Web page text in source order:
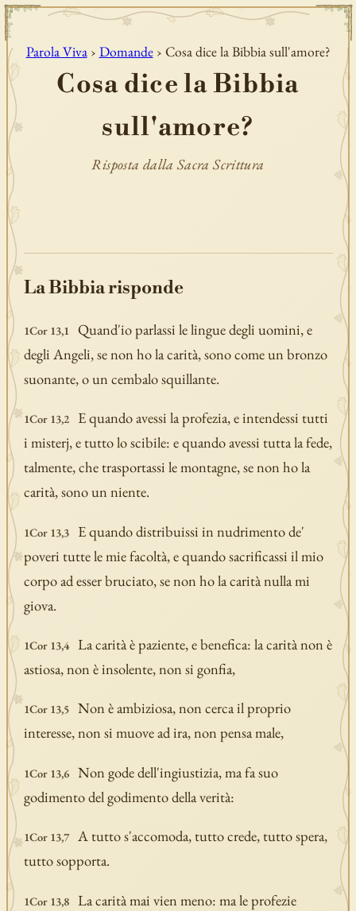
Parola Viva › Domande› Cosa dice la Bibbia sull'amore?
Cosa dice la Bibbia
sull'amore?
Risposta dalla Sacra Scrittura
La Bibbia risponde
1Cor 13,1
Quand'io parlassi le lingue degli uomini, e
degli Angeli, se non ho la carità, sono come un bronzo
suonante, o un cembalo squillante.
1Cor 13,2
E quando avessi la profezia, e intendessi tutti
i misterj, e tutto lo scibile: e quando avessi tutta la fede,
talmente, che trasportassi le montagne, se non ho la
carità, sono un niente.
1Cor 13,3
E quando distribuissi in nudrimento de'
poveri tutte le mie facoltà, e quando sacrificassi il mio
corpo ad esser bruciato, se non ho la carità nulla mi
giova.
1Cor 13,4
La carità è paziente, e benefica: la carità non è
astiosa, non è insolente, non si gonfia,
1Cor 13,5
Non è ambiziosa, non cerca il proprio
interesse, non si muove ad ira, non pensa male,
1Cor 13,6
Non gode dell'ingiustizia, ma fa suo
godimento del godimento della verità:
1Cor 13,7
A tutto s'accomoda, tutto crede, tutto spera,
tutto sopporta.
1Cor 13,8
La carità mai vien meno: ma le profezie